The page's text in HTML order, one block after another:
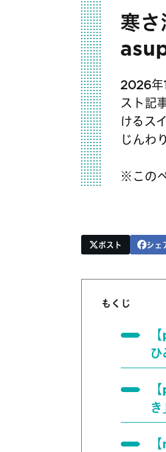
寒
2026年
スト記
けるス
じんわ
※この
ポスト シェ
もくじ
ひ